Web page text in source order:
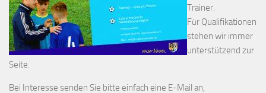
Trainer.
Für Qualifikationen
stehen wir immer
unterstützend zur
Seite.
Bei Interesse senden Sie bitte einfach eine E-Mail an,